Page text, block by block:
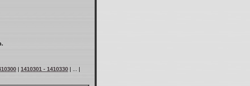
| 1410301 - 1410330 | ... |